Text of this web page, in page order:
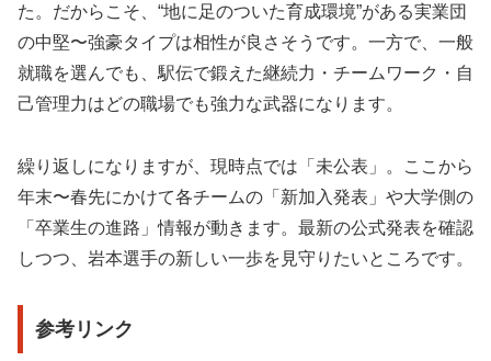
た。だからこそ、“地に足のついた育成環境”がある実業団
の中堅〜強豪タイプは相性が良さそうです。一方で、一般
就職を選んでも、駅伝で鍛えた継続力・チームワーク・自
己管理力はどの職場でも強力な武器になります。
繰り返しになりますが、現時点では「未公表」。ここから
年末〜春先にかけて各チームの「新加入発表」や大学側の
「卒業生の進路」情報が動きます。最新の公式発表を確認
しつつ、岩本選手の新しい一歩を見守りたいところです。
参考リンク